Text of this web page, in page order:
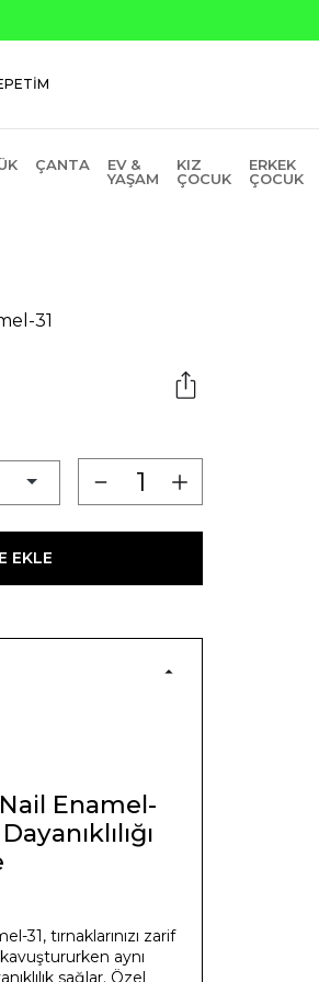
Kodu: AGUSTOS200
ÇANTA
EV &
YAŞAM
KIZ
ÇOCUK
ERKEK
ÇOCUK
31
EKLE
Enamel-
31, tırnaklarınızı zarif
aynı
sağlar. Özel